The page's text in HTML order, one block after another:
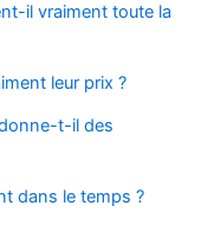
il vraiment toute la
leur prix ?
t-il des
dans le temps ?